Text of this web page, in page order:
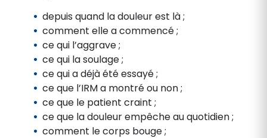
depuis quand la douleur est là ;
comment elle a commencé ;
ce qui l’aggrave ;
ce qui la soulage ;
ce qui a déjà été essayé ;
ce que l’IRM a montré ou non ;
ce que le patient craint ;
ce que la douleur empêche au quotidien ;
comment le corps bouge ;